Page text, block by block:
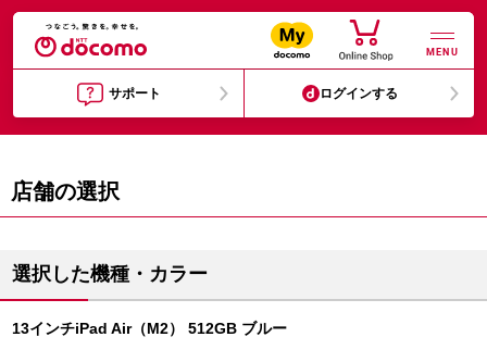
MENU
サポート ログインする
店舗の選択
選択した機種・カラー
13インチiPad Air（M2） 512GB ブルー